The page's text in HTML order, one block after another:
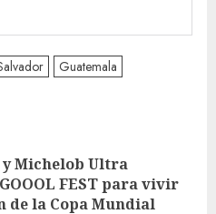
Guatemala
y Michelob Ultra
FEST para vivir
de la Copa Mundial